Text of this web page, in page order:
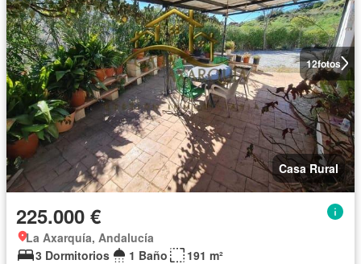
12fotos
Casa Rural
225.000 €
La Axarquía, Andalucía
3 Dormitorios
1 Baño
191 m²